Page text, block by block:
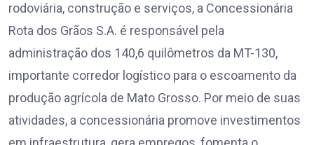
rodoviária, construção e serviços, a Concessionária
Rota dos Grãos S.A. é responsável pela
administração dos 140,6 quilômetros da MT-130,
importante corredor logístico para o escoamento da
produção agrícola de Mato Grosso. Por meio de suas
atividades, a concessionária promove investimentos